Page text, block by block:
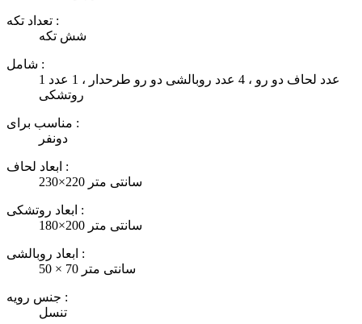
تعداد تکه :
شش تکه
شامل :
1 عدد لحاف دو رو ، 4 عدد روبالشی دو رو طرحدار ، 1 عدد
روتشکی
مناسب برای :
دونفر
ابعاد لحاف :
230×220 سانتی متر
ابعاد روتشکی :
180×200 سانتی متر
ابعاد روبالشی :
50 × 70 سانتی متر
جنس رویه :
تنسل